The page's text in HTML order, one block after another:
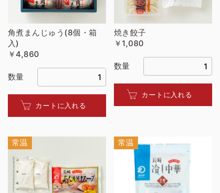
角煮まんじゅう(8個・箱
入)
￥4,860
数量
カートに入れる
焼き餃子
￥1,080
数量
カートに入れる
常温 常温